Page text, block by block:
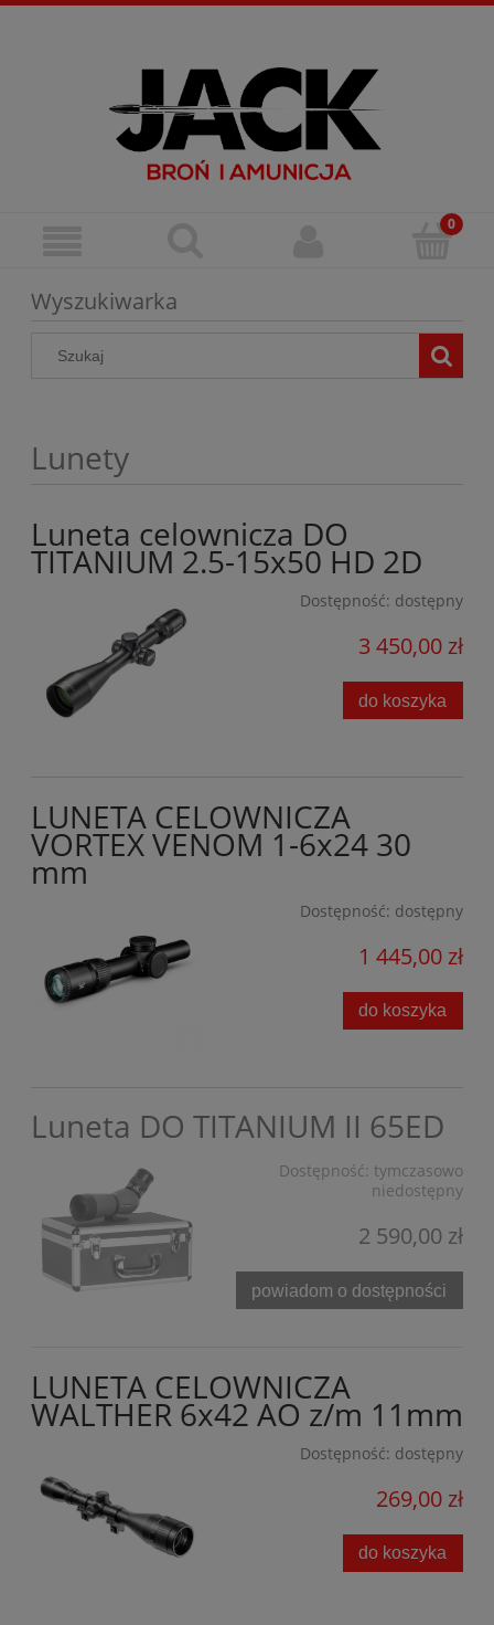
Wyszukiwarka
Lunety
Luneta celownicza DO
TITANIUM 2.5-15x50 HD 2D
Dostępność: dostępny
3 450,00 zł
do koszyka
LUNETA CELOWNICZA
VORTEX VENOM 1-6x24 30
mm
Dostępność: dostępny
1 445,00 zł
do koszyka
Luneta DO TITANIUM II 65ED
Dostępność: tymczasowo
niedostępny
2 590,00 zł
powiadom o dostępności
LUNETA CELOWNICZA
WALTHER 6x42 AO z/m 11mm
Dostępność: dostępny
269,00 zł
do koszyka